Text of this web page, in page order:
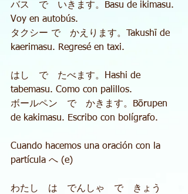
バス　で　いきます。Basu de ikimasu.
Voy en autobús.
タクシー で　かえります。Takushī de
kaerimasu. Regresé en taxi.
はし　で　たべます。Hashi de
tabemasu. Como con palillos.
ボールペン　で　かきます。Bōrupen
de kakimasu. Escribo con bolígrafo.
Cuando hacemos una oración con la
partícula へ (e)
わたし　は　でんしゃ　で　きょう